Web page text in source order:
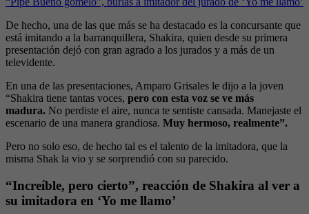
De hecho, una de las que más se ha destacado es la concursante que
está imitando a la barranquillera, Shakira, quien desde su primera
presentación dejó con gran agrado a los jurados y a más de un
televidente.
En una de las presentaciones, Amparo Grisales le dijo a la joven
“Shakira tiene tantas voces, pero con esta voz se ve más
madura. No perdiste el aire, nunca te sentiste cansada. Manejaste el
escenario de una manera grandiosa. Muy hermoso, realmente”.
Pero no solo eso, de hecho tal es el talento de la imitadora, que la
misma Shak la vio y se sorprendió con su parecido.
“Increíble, pero cierto”, reacción de Shakira al ver a
su imitadora en ‘Yo me llamo’